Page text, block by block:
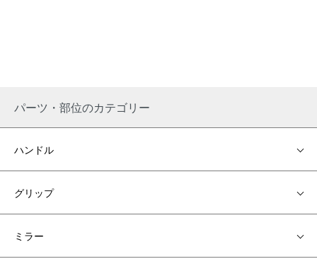
パーツ・部位のカテゴリー
ハンドル
グリップ
ミラー